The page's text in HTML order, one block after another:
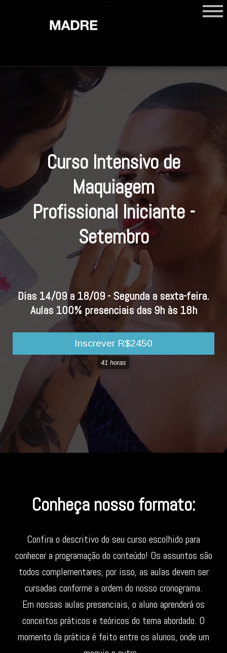
Curso Intensivo de
Maquiagem
Profissional Iniciante -
Setembro
Dias 14/09 a 18/09 - Segunda a sexta-feira.
Aulas 100% presenciais das 9h às 18h
Inscrever R$2450
41 horas
Conheça nosso formato:
Confira o descritivo do seu curso escolhido para
conhecer a programação do conteúdo! Os assuntos são
todos complementares, por isso, as aulas devem ser
cursadas conforme a ordem do nosso cronograma.
Em nossas aulas presenciais, o aluno aprenderá os
conceitos práticos e teóricos do tema abordado. O
momento da prática é feito entre os alunos, onde um